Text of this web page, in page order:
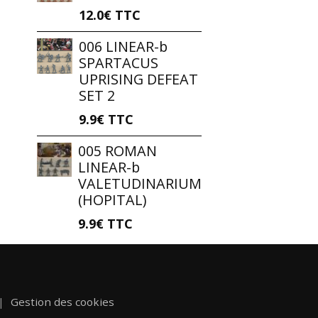
12.0€ TTC
006 LINEAR-b
SPARTACUS
UPRISING DEFEAT
SET 2
9.9€ TTC
005 ROMAN
LINEAR-b
VALETUDINARIUM
(HOPITAL)
9.9€ TTC
Gestion des cookies